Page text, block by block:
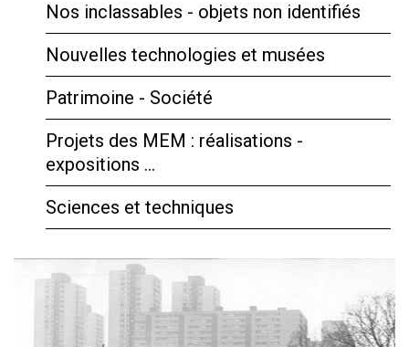
Nos inclassables - objets non identifiés
Nouvelles technologies et musées
Patrimoine - Société
Projets des MEM : réalisations -
expositions …
Sciences et techniques